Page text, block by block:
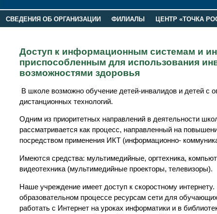
СВЕДЕНИЯ ОБ ОРГАНИЗАЦИИ ФИЛИАЛЫ
ЦЕНТР «ТОЧКА
Доступ к информационным системам и
приспособленным для использования
возможностями здоровья
В школе возможно обучение детей-инвалидов и детей с
дистанционных технологий.
Одним из приоритетных направлений в деятельности
рассматривается как процесс, направленный на
посредством применения ИКТ (информационно-
Имеются средства: мультимедийные, оргтехника,
видеотехника (мультимедийные проекторы, телевизоры).
Наше учреждение имеет доступ к скоростному
образовательном процессе ресурсам сети для
работать с Интернет на уроках информатики и в